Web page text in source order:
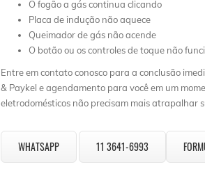
O fogão a gás continua clicando
Placa de indução não aquece
Queimador de gás não acende
O botão ou os controles de toque não
Entre em contato conosco para a conclusão
& Paykel e agendamento para você em um
eletrodomésticos não precisam mais atrapalhar
WHATSAPP 11 3641-6993